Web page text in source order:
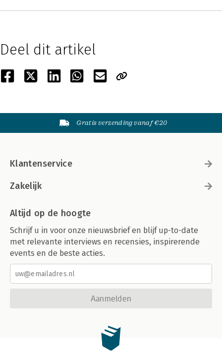
Deel dit artikel
Gratis verzending vanaf €20
Klantenservice
Zakelijk
Altijd op de hoogte
Schrijf u in voor onze nieuwsbrief en blijf up-to-date
met relevante interviews en recensies, inspirerende
events en de beste acties.
Aanmelden